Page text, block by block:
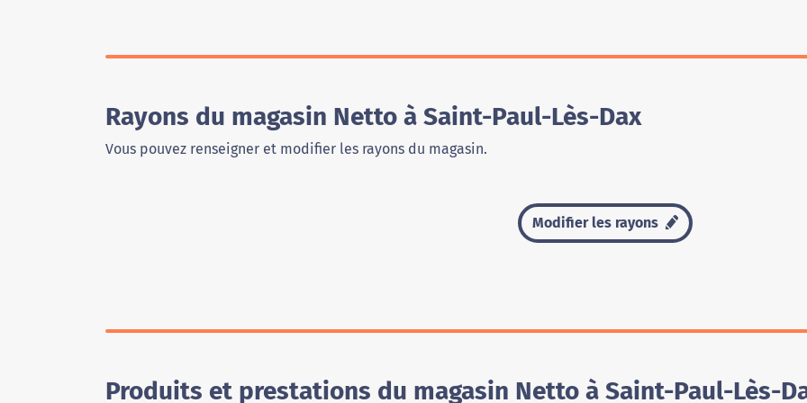
Rayons du magasin Netto à Saint-Paul-Lès-Dax
Vous pouvez renseigner et modifier les rayons du magasin.
Modifier les rayons
Produits et prestations du magasin Netto à Saint-Paul-Lès-